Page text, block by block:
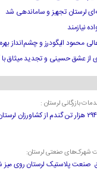
از عشق حسینی و تجدید میثاق
بازرگانی لرستان :
شهرک‌های صنعتی لرستان:
صنعت پلاستیک لرستان روی